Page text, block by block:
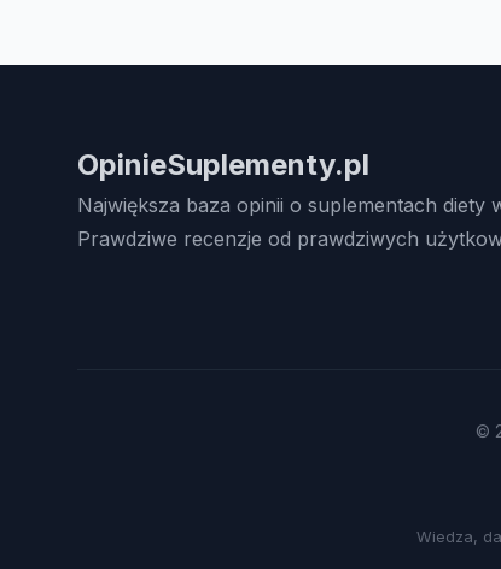
OpinieSuplementy.pl
Największa baza opinii o suplementach diety
Prawdziwe recenzje od prawdziwych
©
Wiedza,